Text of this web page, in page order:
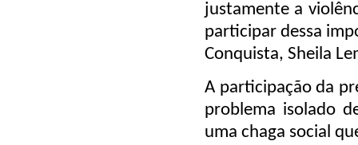
justamente a
participar dessa
Conquista, Sheila
A participação da
problema isolado
uma chaga social